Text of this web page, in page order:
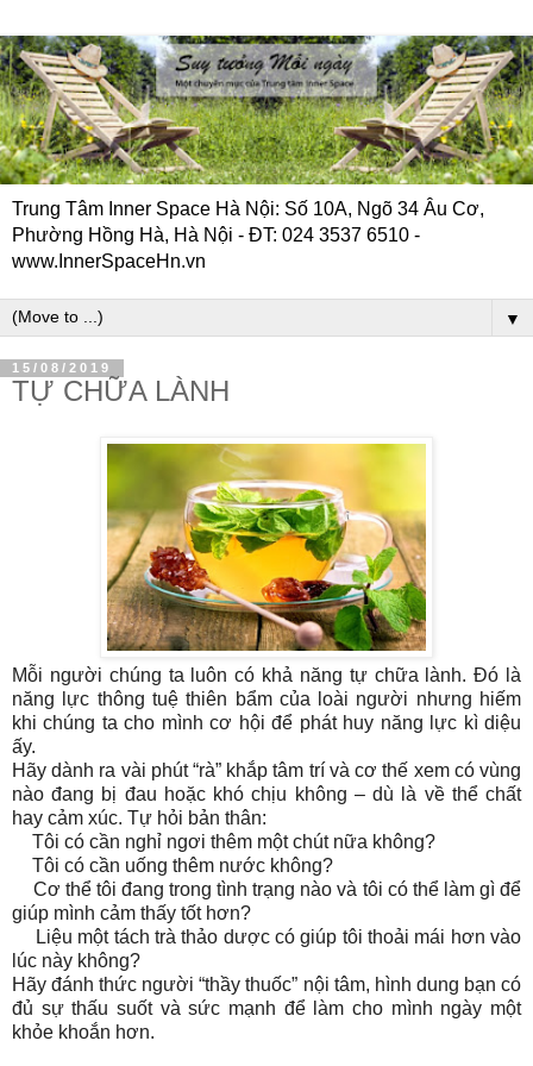
Trung Tâm Inner Space Hà Nội: Số 10A, Ngõ 34 Âu Cơ,
Phường Hồng Hà, Hà Nội - ĐT: 024 3537 6510 -
www.InnerSpaceHn.vn
▼
15/08/2019
TỰ CHỮA LÀNH
Mỗi người chúng ta luôn có khả năng tự chữa lành. Đó là
năng lực thông tuệ thiên bẩm của loài người nhưng hiếm
khi chúng ta cho mình cơ hội để phát huy năng lực kì diệu
ấy.
Hãy dành ra vài phút “rà” khắp tâm trí và cơ thế xem có vùng
nào đang bị đau hoặc khó chịu không – dù là về thể chất
hay cảm xúc. Tự hỏi bản thân:
Tôi có cần nghỉ ngơi thêm một chút nữa không?
Tôi có cần uống thêm nước không?
Cơ thể tôi đang trong tình trạng nào và tôi có thể làm gì để
giúp mình cảm thấy tốt hơn?
Liệu một tách trà thảo dược có giúp tôi thoải mái hơn vào
lúc này không?
Hãy đánh thức người “thầy thuốc” nội tâm, hình dung bạn có
đủ sự thấu suốt và sức mạnh để làm cho mình ngày một
khỏe khoắn hơn.